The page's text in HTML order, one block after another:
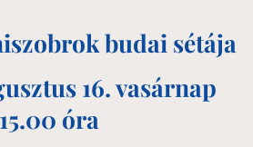
budai sétája
16. vasárnap
15.00 óra